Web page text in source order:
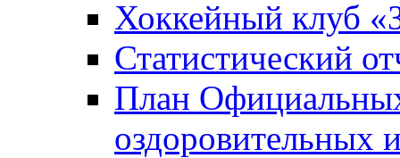
Хоккейный клуб
Статистический
План
оздоровительных